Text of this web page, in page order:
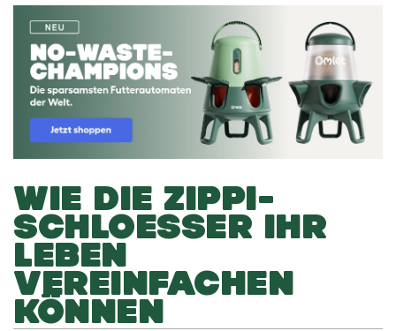
WIE DIE ZIPPI-
SCHLOESSER IHR
LEBEN
VEREINFACHEN
KÖNNEN